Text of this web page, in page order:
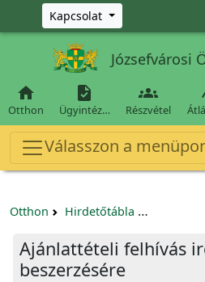
Ugrás a fő tartalomra
Kapcsolat
Józsefvárosi

Otthon

Ügyintéz…

Részvétel
Válasszon a
Otthon Hirdetőtábla
Ajánlattételi felhívás
beszerzésére